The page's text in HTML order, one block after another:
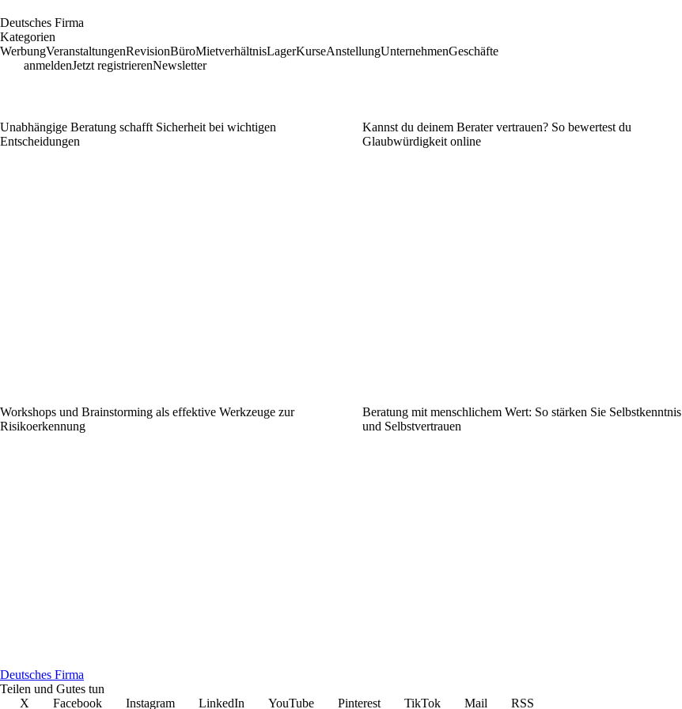
Deutsches Firma
Kategorien
WerbungVeranstaltungenRevisionBüroMietverhältnisLagerKurseAnstellungUnternehmenGeschäfte
anmeldenJetzt registrierenNewsletter
Unabhängige Beratung schafft Sicherheit bei wichtigen
Entscheidungen
Kannst du deinem Berater vertrauen? So bewertest du
Glaubwürdigkeit online
Workshops und Brainstorming als effektive Werkzeuge zur
Risikoerkennung
Beratung mit menschlichem Wert: So stärken Sie Selbstkenntnis
und Selbstvertrauen
Deutsches Firma
Teilen und Gutes tun
X
Facebook Instagram LinkedIn YouTube Pinterest TikTok Mail RSS